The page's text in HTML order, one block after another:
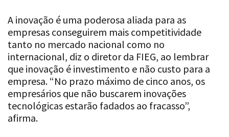
A inovação é uma poderosa aliada para as
empresas conseguirem mais competitividade
tanto no mercado nacional como no
internacional, diz o diretor da FIEG, ao lembrar
que inovação é investimento e não custo para a
empresa. “No prazo máximo de cinco anos, os
empresários que não buscarem inovações
tecnológicas estarão fadados ao fracasso”,
afirma.